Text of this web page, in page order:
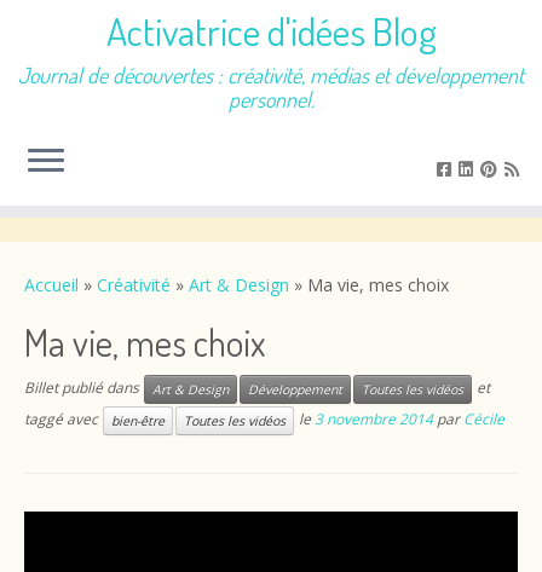
contenu
Activatrice d'idées Blog
Journal de découvertes : créativité, médias et développement
personnel.
Accueil » Créativité » Art & Design » Ma vie, mes choix
Ma vie, mes choix
Billet publié dans Art & Design Développement Toutes les vidéos
et
taggé avec
bien-être Toutes les vidéos le3 novembre 2014 parCécile